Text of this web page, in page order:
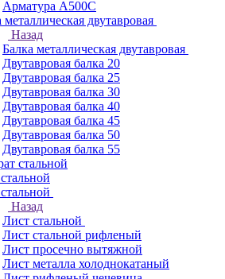
Арматура А500С
металлическая двутавровая
Назад
Балка металлическая двутавровая
Двутавровая балка 20
Двутавровая балка 25
Двутавровая балка 30
Двутавровая балка 40
Двутавровая балка 45
Двутавровая балка 50
Двутавровая балка 55
стальной
Назад
Лист стальной
Лист стальной рифленый
Лист просечно вытяжной
Лист металла холоднокатаный